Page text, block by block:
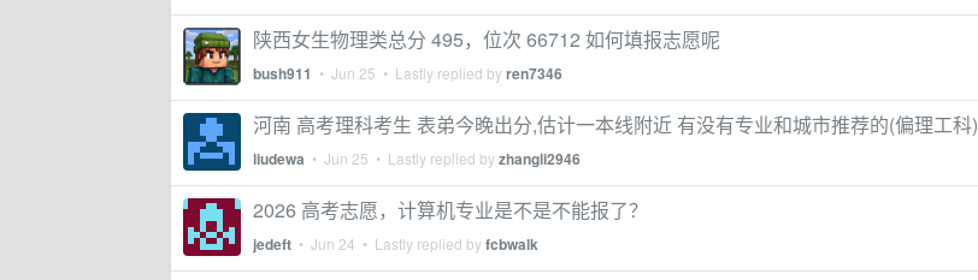
陕西女生物理类总分 495，位次 66712 如何填报志愿呢
bush911 • Jun 25 • Lastly replied byren7346
河南 高考理科考生 表弟今晚出分,估计一本线附近 有没有专业和城市推荐的(偏理工科)
liudewa • Jun 25 • Lastly replied byzhangli2946
2026 高考志愿，计算机专业是不是不能报了？
jedeft • Jun 24 • Lastly replied byfcbwalk